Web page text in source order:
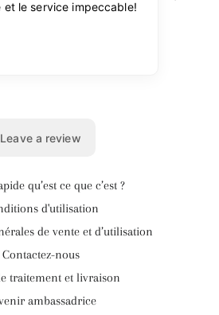
qu’est ce que c’est ?
d'utilisation
de vente et d’utilisation
Contactez-nous
traitement et livraison
ambassadrice